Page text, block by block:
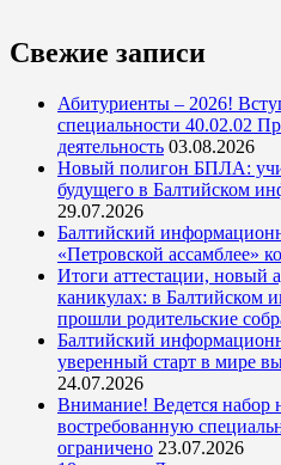
Свежие записи
Абитуриенты – 2026!
специальности 40.02.02
деятельность 03.08.2026
Новый полигон БПЛА:
будущего в Балтийском
29.07.2026
Балтийский
«Петровской
Итоги аттестации, новый
каникулах: в Балтийском
прошли родительские
Балтийский
уверенный старт в мире
24.07.2026
Внимание! Ведется набор
востребованную
ограничено 23.07.2026